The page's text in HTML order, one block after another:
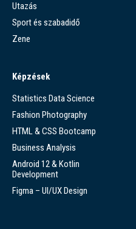
Utazás
Sport és szabadidő
Zene
Képzések
Statistics Data Science
Fashion Photography
HTML & CSS Bootcamp
Business Analysis
Android 12 & Kotlin
Development
Figma – UI/UX Design